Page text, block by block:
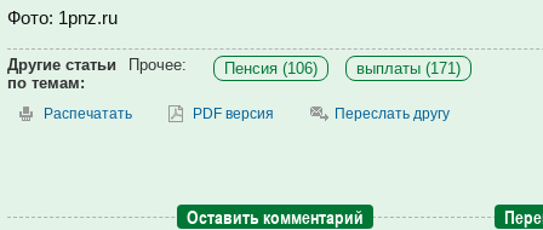
Фото: 1pnz.ru
Другие статьи
по темам:
Прочее: Пенсия (106) выплаты (171)
Распечатать PDF версия Переслать другу
Оставить комментарий